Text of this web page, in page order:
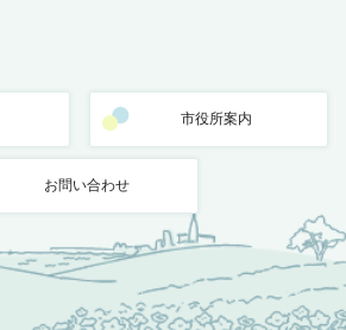
市役所案内
お問い合わせ